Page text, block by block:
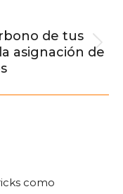
de tus
asignación de
como